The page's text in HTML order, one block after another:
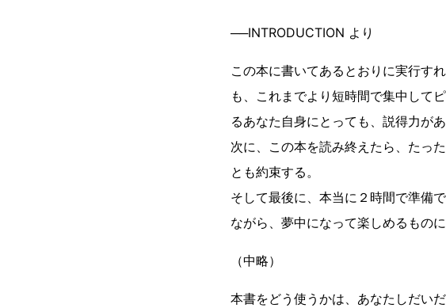
──INTRODUCTION より
この本に書いてあるとおりに実行す
も、これまでより短時間で集中して
るあなた自身にとっても、説得力が
次に、この本を読み終えたら、たっ
とも約束する。
そして最後に、本当に２時間で準備
ながら、夢中になって楽しめるもの
（中略）
本書をどう使うかは、あなたしだい